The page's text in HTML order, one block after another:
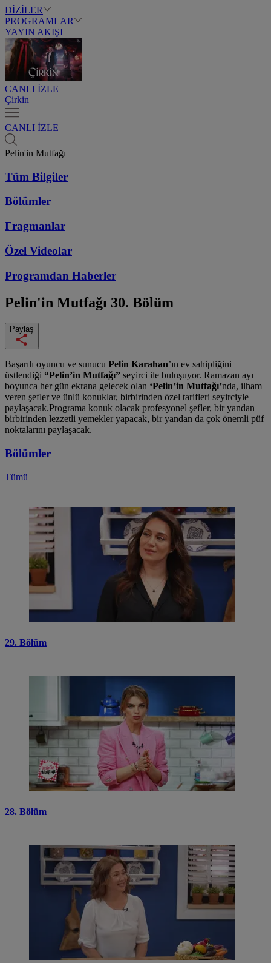
DİZİLER
PROGRAMLAR
YAYIN AKIŞI
CANLI İZLE
Çirkin
CANLI İZLE
Pelin'in Mutfağı
Tüm Bilgiler
Bölümler
Fragmanlar
Özel Videolar
Programdan Haberler
Pelin'in Mutfağı 30. Bölüm
Paylaş
Başarılı oyuncu ve sunucu Pelin Karahan’ın ev sahipliğini
üstlendiği “Pelin’in Mutfağı” seyirci ile buluşuyor. Ramazan ayı
boyunca her gün ekrana gelecek olan ‘Pelin’in Mutfağı’nda, ilham
veren şefler ve ünlü konuklar, birbirinden özel tarifleri seyirciyle
paylaşacak.Programa konuk olacak profesyonel şefler, bir yandan
birbirinden lezzetli yemekler yapacak, bir yandan da çok önemli püf
noktalarını paylaşacak.
Bölümler
Tümü
29. Bölüm
28. Bölüm